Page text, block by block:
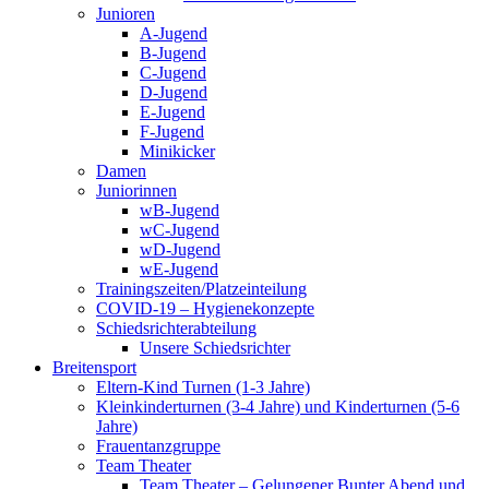
Junioren
A-Jugend
B-Jugend
C-Jugend
D-Jugend
E-Jugend
F-Jugend
Minikicker
Damen
Juniorinnen
wB-Jugend
wC-Jugend
wD-Jugend
wE-Jugend
Trainingszeiten/Platzeinteilung
COVID-19 – Hygienekonzepte
Schiedsrichterabteilung
Unsere Schiedsrichter
Breitensport
Eltern-Kind Turnen (1-3 Jahre)
Kleinkinderturnen (3-4 Jahre) und Kinderturnen (5-6
Jahre)
Frauentanzgruppe
Team Theater
Team Theater – Gelungener Bunter Abend und